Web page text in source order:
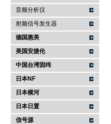
音频分析仪
射频信号发生器
德国惠美
美国安捷伦
中国台湾固纬
日本NF
日本横河
日本日置
信号源